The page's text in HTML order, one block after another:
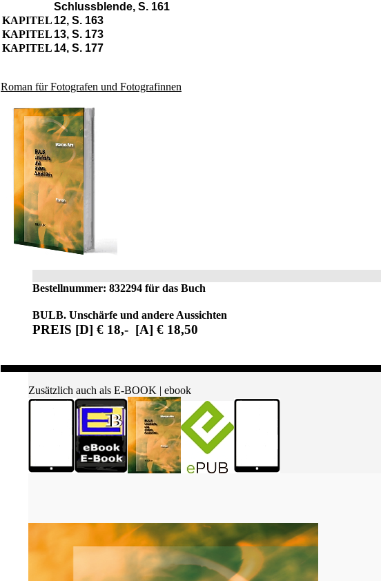
Schlussblende, S. 161
KAPITEL 12, S. 163
KAPITEL 13, S. 173
KAPITEL 14, S. 177
Roman für Fotografen und Fotografinnen
Bestellnummer: 832294 für das Buch
BULB. Unschärfe und andere Aussichten
PREIS [D] € 18,- [A] € 18,50
Zusätzlich auch als E-BOOK | ebook